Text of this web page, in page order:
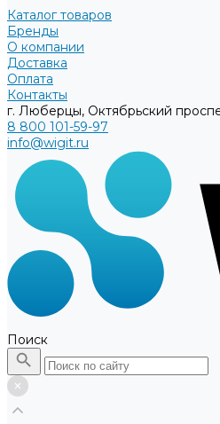
Каталог товаров
Бренды
О компании
Доставка
Оплата
Контакты
г. Люберцы, Октябрьский
8 800 101-59-97
info@wigit.ru
Поиск